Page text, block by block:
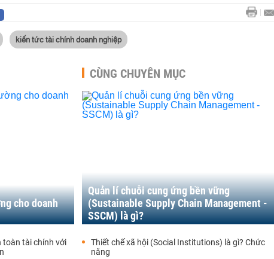
kiến tức tài chính doanh nghiệp
cho doanh
toàn tài chính với
CÙNG CHUYÊN MỤC
Quản lí chuỗi cung ứng bền vững
(Sustainable Supply Chain Management -
SSCM) là gì?
Thiết chế xã hội (Social Institutions) là gì? Chức
năng